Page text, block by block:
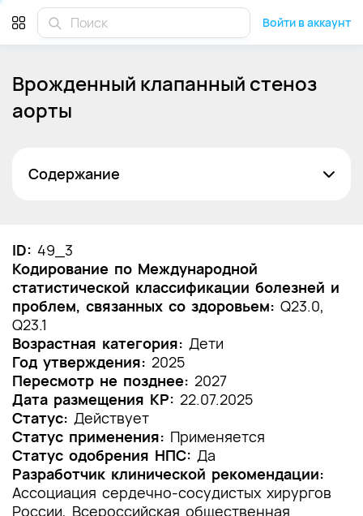
Войти в аккаунт
Врожденный клапанный стеноз
аорты
Содержание
1. Краткая информация по заболеванию или
состоянию (группы заболеваний или
состояний)
1.1 Определение заболевания или состояния
(группы заболеваний или состояний)
1.2 Этиология и патогенез заболевания или
состояния (группы заболеваний или
состояний)
1.3 Эпидемиология заболевания или состояния
(группы заболеваний или состояний)
ID: 49_3
Кодирование по Международной
статистической классификации болезней и
проблем, связанных со здоровьем: Q23.0,
Q23.1
Возрастная категория: Дети
Год утверждения: 2025
Пересмотр не позднее: 2027
Дата размещения КР: 22.07.2025
Статус: Действует
Статус применения: Применяется
Статус одобрения НПС: Да
Разработчик клинической рекомендации:
Ассоциация сердечно-сосудистых хирургов
России, Всероссийская общественная